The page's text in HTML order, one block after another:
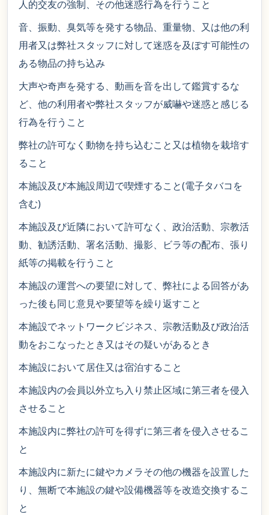
人的交友の強制、その他迷惑行為を行うこと
音、振動、臭気等を発する物品、重量物、又は他の利
用者又は弊社スタッフに対して迷惑を及ぼす可能性の
ある物品の持ち込み
大声や奇声を発する、動画を音を出して鑑賞するな
ど、他の利用者や弊社スタッフが威嚇や迷惑と感じる
行為を行うこと
弊社の許可なく動物を持ち込むこと又は植物を栽培す
ること
本施設及び本施設周辺で喫煙すること(電子タバコを
含む)
本施設及び近隣において許可なく、政治活動、宗教活
動、勧誘活動、署名活動、撮影、ビラ等の配布、張り
紙等の掲載を行うこと
本施設の運営への要望に対して、弊社による回答があ
った後も同じ意見や要望等を繰り返すこと
本施設でネットワークビジネス、宗教活動及び政治活
動をおこなったとき又はその疑いがあるとき
本施設において居住又は宿泊すること
本施設内の会員以外立ち入り禁止区域に第三者を侵入
させること
本施設内に弊社の許可を得ずに第三者を侵入させるこ
と
本施設内に新たに鍵やカメラその他の機器を設置した
り、無断で本施設の鍵や設備機器等を改造交換するこ
と